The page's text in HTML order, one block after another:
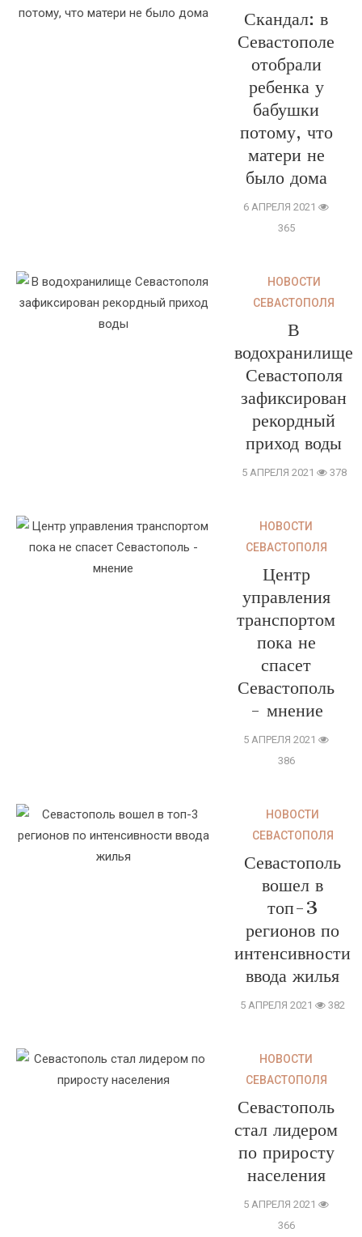
Скандал: в
Севастополе
отобрали
ребенка у
бабушки
потому, что
матери не
было дома
6 АПРЕЛЯ 2021
365
НОВОСТИ
СЕВАСТОПОЛЯ
В
водохранилище
Севастополя
зафиксирован
рекордный
приход воды
5 АПРЕЛЯ 2021 378
НОВОСТИ
СЕВАСТОПОЛЯ
Центр
управления
транспортом
пока не
спасет
Севастополь
- мнение
5 АПРЕЛЯ 2021
386
НОВОСТИ
СЕВАСТОПОЛЯ
Севастополь
вошел в
топ-3
регионов по
интенсивности
ввода жилья
5 АПРЕЛЯ 2021 382
НОВОСТИ
СЕВАСТОПОЛЯ
Севастополь
стал лидером
по приросту
населения
5 АПРЕЛЯ 2021
366